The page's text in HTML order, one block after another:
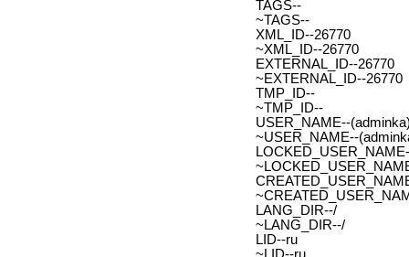
TAGS--
~TAGS--
XML_ID--26770
~XML_ID--26770
EXTERNAL_ID--26770
~EXTERNAL_ID--26770
TMP_ID--
~TMP_ID--
USER_NAME--
~USER_NAME--
LANG_DIR--/
~LANG_DIR--/
LID--ru